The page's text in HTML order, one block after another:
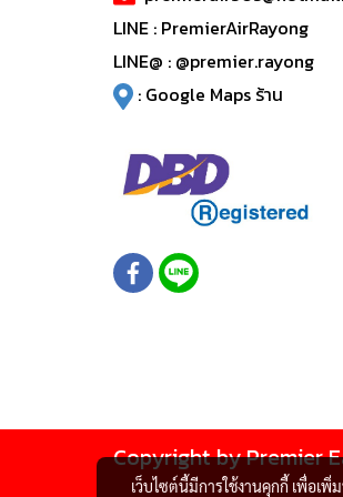
LINE : PremierAirRayong
LINE@ : @premier.rayong
: Google Maps ร้าน
Copyright by Premier
เว็บไซต์นี้มีการใช้งานคุกกี้ เพื่อเ